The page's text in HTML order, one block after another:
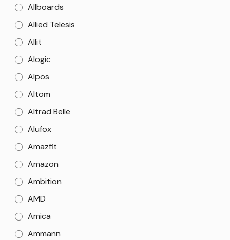
Allboards
Allied Telesis
Allit
Alogic
Alpos
Altom
Altrad Belle
Alufox
Amazfit
Amazon
Ambition
AMD
Amica
Ammann